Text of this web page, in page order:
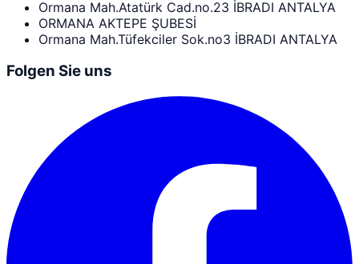
Ormana Mah.Atatürk Cad.no.23 İBRADI ANTALYA
ORMANA AKTEPE ŞUBESİ
Ormana Mah.Tüfekciler Sok.no3 İBRADI ANTALYA
Folgen Sie uns